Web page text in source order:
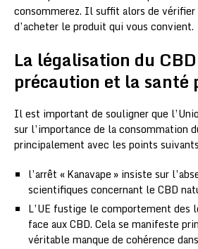
consommerez. Il suffit alors de
d’acheter le produit qui vous convient.
La légalisation du
précaution et la santé
Il est important de souligner que
sur l’importance de la consommation
principalement avec les points
l’arrêt « Kanavape » insiste sur
scientifiques concernant le CBD
L’UE fustige le comportement des
face aux CBD. Cela se manifeste
véritable manque de cohérence